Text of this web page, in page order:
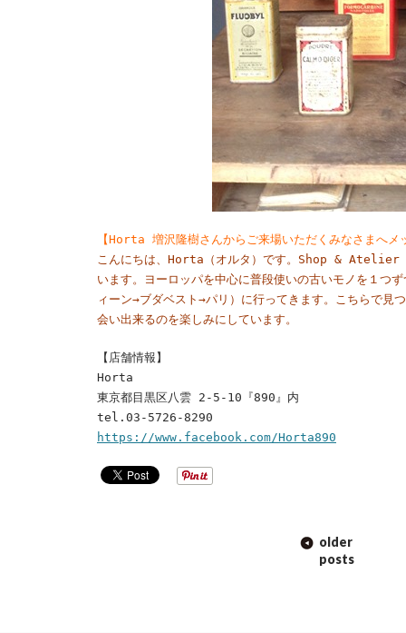
【Horta 増沢隆樹さんからご来場いただくみなさまへメ
こんにちは、Horta（オルタ）です。Shop & Atelier
います。ヨーロッパを中心に普段使いの古いモノを１つ
ィーン→ブダベスト→パリ）に行ってきます。こちらで見
会い出来るのを楽しみにしています。
【店舗情報】
Horta
東京都目黒区八雲 2-5-10『890』内
tel.03-5726-8290
https://www.facebook.com/Horta890
older
posts